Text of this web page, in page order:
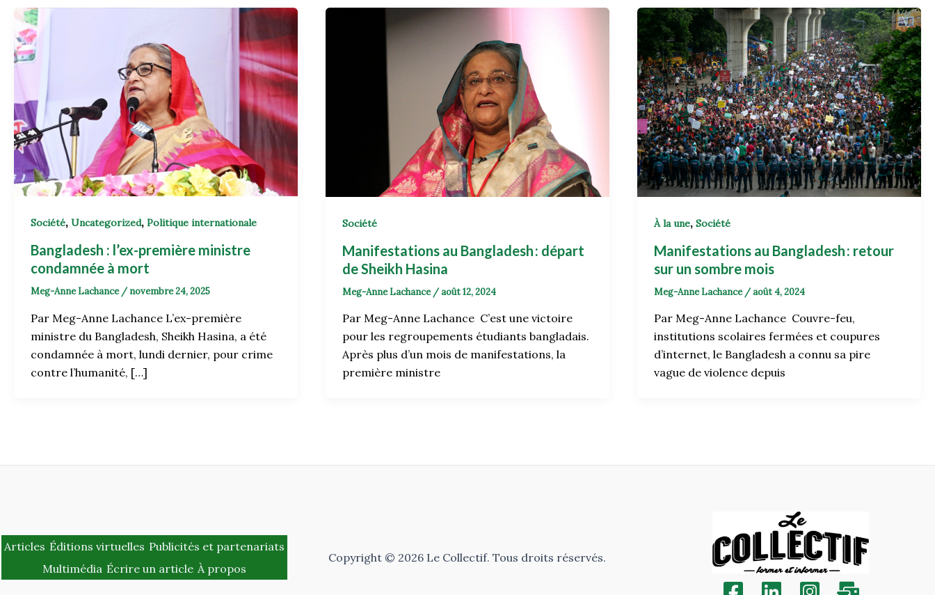
Société, Uncategorized, Politique internationale
Bangladesh : l’ex-première ministre
condamnée à mort
Meg-Anne Lachance / novembre 24, 2025
Par Meg-Anne Lachance L’ex-première
ministre du Bangladesh, Sheikh Hasina, a été
condamnée à mort, lundi dernier, pour crime
contre l’humanité, […]
Société
Manifestations au Bangladesh : départ
de Sheikh Hasina
Meg-Anne Lachance /août 12, 2024
Par Meg-Anne Lachance C’est une victoire
pour les regroupements étudiants bangladais.
Après plus d’un mois de manifestations, la
première ministre
À la une, Société
Manifestations au Bangladesh : retour
sur un sombre mois
Meg-Anne Lachance /août 4, 2024
Par Meg-Anne Lachance Couvre-feu,
institutions scolaires fermées et coupures
d’internet, le Bangladesh a connu sa pire
vague de violence depuis
Articles Éditions virtuelles Publicités et partenariats
Multimédia Écrire un article À propos
Copyright © 2026 Le Collectif. Tous droits réservés.